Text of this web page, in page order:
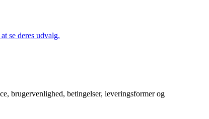
se deres udvalg.
brugervenlighed, betingelser, leveringsformer og